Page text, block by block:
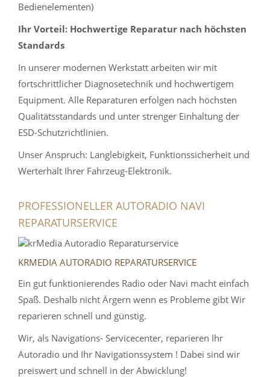
Bedienelementen)
Ihr Vorteil: Hochwertige Reparatur nach höchsten
Standards
In unserer modernen Werkstatt arbeiten wir mit
fortschrittlicher Diagnosetechnik und hochwertigem
Equipment. Alle Reparaturen erfolgen nach höchsten
Qualitätsstandards und unter strenger Einhaltung der
ESD-Schutzrichtlinien.
Unser Anspruch: Langlebigkeit, Funktionssicherheit und
Werterhalt Ihrer Fahrzeug-Elektronik.
PROFESSIONELLER AUTORADIO NAVI
REPARATURSERVICE
KRMEDIA AUTORADIO REPARATURSERVICE
Ein gut funktionierendes Radio oder Navi macht einfach
Spaß. Deshalb nicht Ärgern wenn es Probleme gibt Wir
reparieren schnell und günstig.
Wir, als Navigations- Servicecenter, reparieren Ihr
Autoradio und Ihr Navigationssystem ! Dabei sind wir
preiswert und schnell in der Abwicklung!